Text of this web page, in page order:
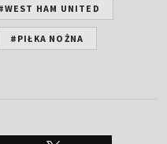
HAM UNITED
#PIŁKA NOŻNA